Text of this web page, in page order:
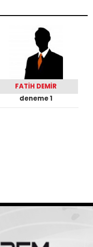
FATİH DEMİR
deneme 1